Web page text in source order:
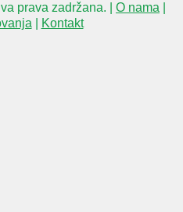
prava zadržana. | O nama
Kontakt